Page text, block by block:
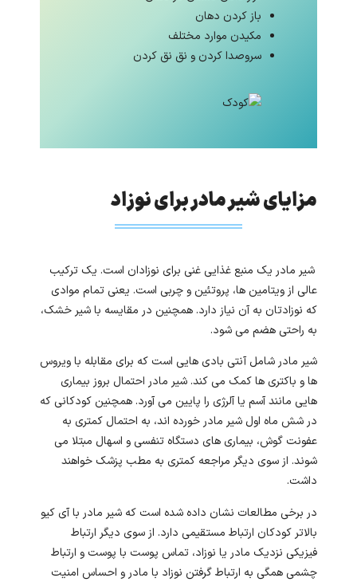
باز کردن دهان
مکیدن موارد مختلف
سروصدا کردن و نق نق کردن
مزایای شیر مادر برای نوزاد
شیر مادر یک منبع غذایی غنی برای نوزادان است. یک ترکیب
عالی از ویتامین ها، پروتئین و چربی است. یعنی تمام موادی
که نوزادتان به آن نیاز دارد. همچنین در مقایسه با شیر خشک،
به راحتی هضم می شود.
شیر مادر شامل آنتی بادی هایی است که برای مقابله با ویروس
ها و باکتری ها کمک می کند. شیر مادر احتمال بروز بیماری
هایی مانند آسم یا آلرژی را پایین می آورد. همچنین کودکانی که
در شش ماه اول شیر مادر خورده اند، به احتمال کمتری به
عفونت گوش، بیماری های دستگاه تنفسی و اسهال مبتلا می
شوند. از سوی دیگر مراجعه کمتری به مطب پزشک خواهند
داشت.
در برخی مطالعات نشان داده شده است که شیر مادر با آی کیو
بالاتر کودکان ارتباط مستقیمی دارد. از سوی دیگر ارتباط
فیزیکی نزدیک مادر یا نوزاد، تماس پوست با پوست و ارتباط
چشمی همگی به ارتباط گرفتن نوزاد با مادر و احساس امنیت